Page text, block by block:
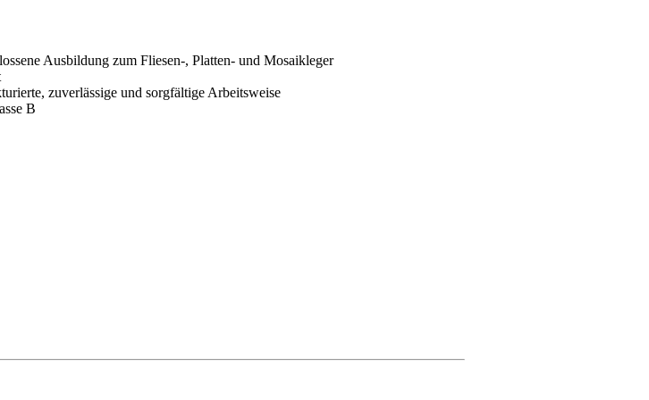
Ausbildung zum Fliesen-, Platten- und Mosaikleger
zuverlässige und sorgfältige Arbeitsweise
B